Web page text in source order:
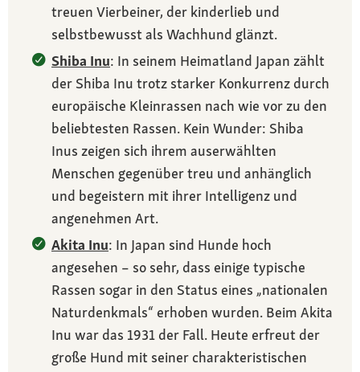
treuen Vierbeiner, der kinderlieb und
selbstbewusst als Wachhund glänzt.
Shiba Inu: In seinem Heimatland Japan zählt
der Shiba Inu trotz starker Konkurrenz durch
europäische Kleinrassen nach wie vor zu den
beliebtesten Rassen. Kein Wunder: Shiba
Inus zeigen sich ihrem auserwählten
Menschen gegenüber treu und anhänglich
und begeistern mit ihrer Intelligenz und
angenehmen Art.
Akita Inu: In Japan sind Hunde hoch
angesehen – so sehr, dass einige typische
Rassen sogar in den Status eines „nationalen
Naturdenkmals“ erhoben wurden. Beim Akita
Inu war das 1931 der Fall. Heute erfreut der
große Hund mit seiner charakteristischen